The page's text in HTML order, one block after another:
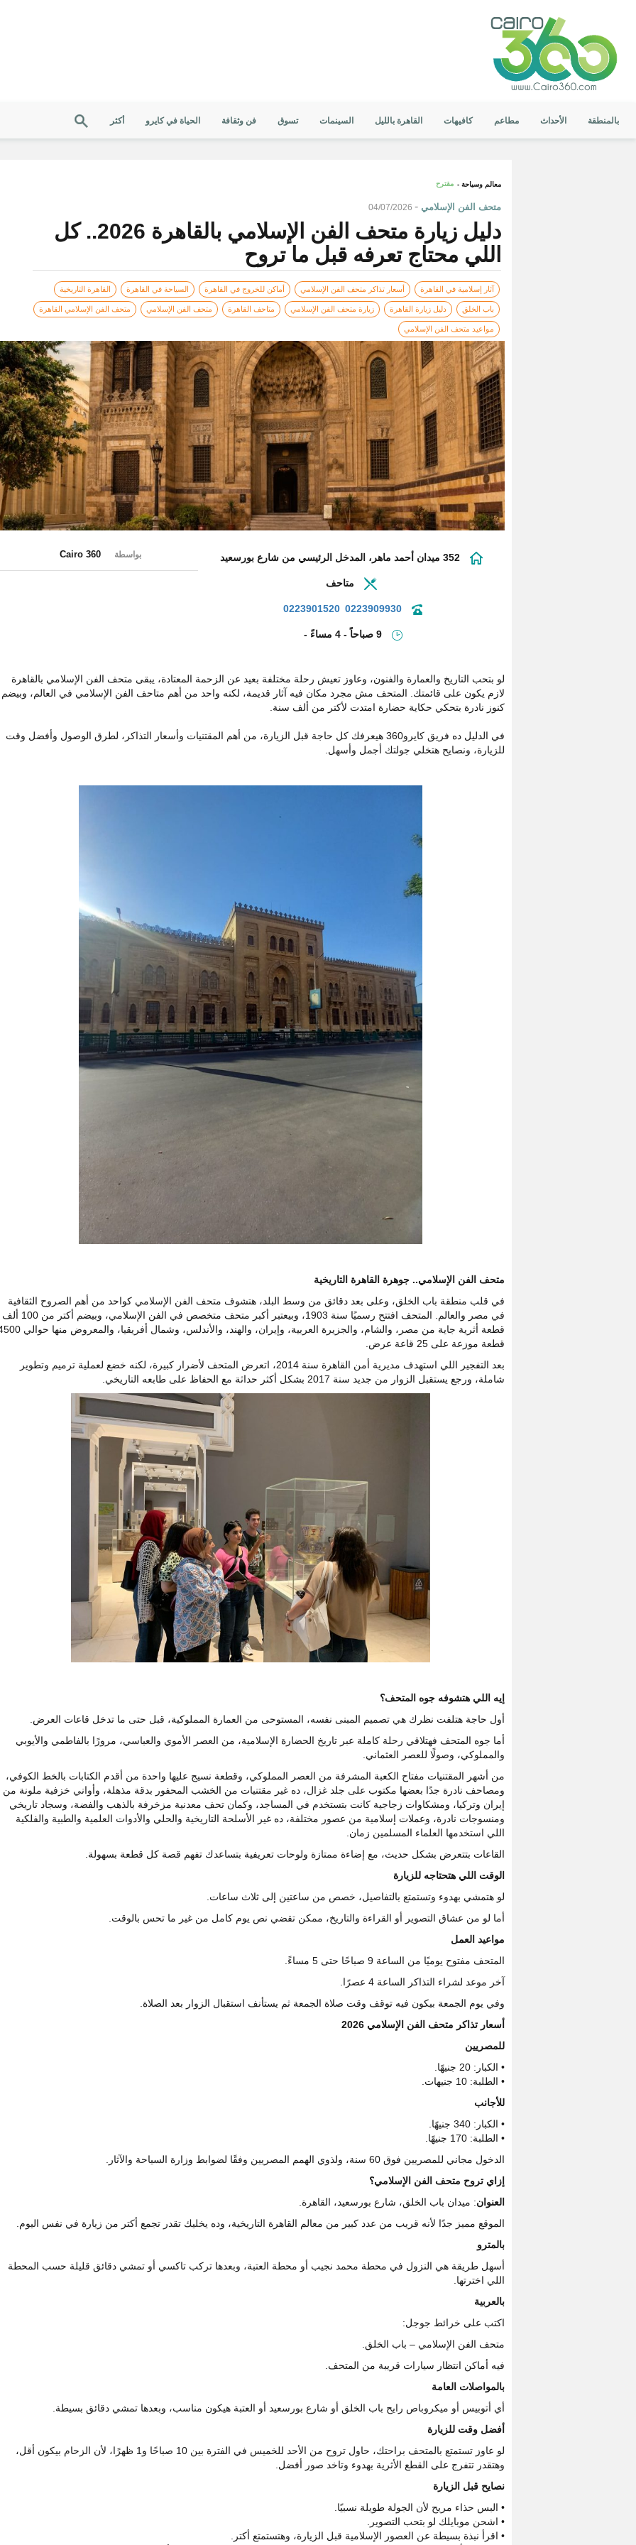
بالمنطقة الأحداث مطاعم كافيهات القاهرة بالليل السينمات تسوق فن وثقافة الحياة في كايرو أكثر
معالم وسياحة - مقترح
متحف الفن الإسلامي -
دليل زيارة متحف الفن الإسلامي بالقاهرة 2026.. كل
اللي محتاج تعرفه قبل ما تروح
آثار إسلامية في القاهرة أسعار تذاكر متحف الفن الإسلامي أماكن للخروج في القاهرة السياحة في القاهرة القاهرة التاريخية
باب الخلق دليل زيارة القاهرة زيارة متحف الفن الإسلامي متاحف القاهرة متحف الفن الإسلامي متحف الفن الإسلامي القاهرة
مواعيد متحف الفن الإسلامي
352 ميدان أحمد ماهر، المدخل الرئيسي من شارع بورسعيد
متاحف
0223909930
0223901520
9 صباحاً - 4 مساءً -
بواسطة Cairo 360
لو بتحب التاريخ والعمارة والفنون، وعاوز تعيش رحلة مختلفة بعيد عن الزحمة المعتادة، يبقى متحف الفن الإسلامي بالقاهرة
لازم يكون على قائمتك. المتحف مش مجرد مكان فيه آثار قديمة، لكنه واحد من أهم متاحف الفن الإسلامي في العالم، وبيضم
كنوز نادرة بتحكي حكاية حضارة امتدت لأكتر من ألف سنة.
في الدليل ده فريق كايرو360 هيعرفك كل حاجة قبل الزيارة، من أهم المقتنيات وأسعار التذاكر، لطرق الوصول وأفضل وقت
للزيارة، ونصايح هتخلي جولتك أجمل وأسهل.
متحف الفن الإسلامي.. جوهرة القاهرة التاريخية
في قلب منطقة باب الخلق، وعلى بعد دقائق من وسط البلد، هتشوف متحف الفن الإسلامي كواحد من أهم الصروح الثقافية
في مصر والعالم. المتحف افتتح رسميًا سنة 1903، وبيعتبر أكبر متحف متخصص في الفن الإسلامي، وبيضم أكتر من 100 ألف
قطعة أثرية جاية من مصر، والشام، والجزيرة العربية، وإيران، والهند، والأندلس، وشمال أفريقيا،
قطعة موزعة على 25 قاعة عرض.
بعد التفجير اللي استهدف مديرية أمن القاهرة سنة 2014، اتعرض المتحف لأضرار كبيرة، لكنه خضع لعملية ترميم وتطوير
شاملة، ورجع يستقبل الزوار من جديد سنة 2017 بشكل أكثر حداثة مع الحفاظ على طابعه التاريخي.
إيه اللي هتشوفه جوه المتحف؟
أول حاجة هتلفت نظرك هي تصميم المبنى نفسه، المستوحى من العمارة المملوكية، قبل حتى ما تدخل قاعات العرض.
أما جوه المتحف فهتلاقي رحلة كاملة عبر تاريخ الحضارة الإسلامية، من العصر الأموي والعباسي، مرورًا بالفاطمي والأيوبي
والمملوكي، وصولًا للعصر العثماني.
من أشهر المقتنيات مفتاح الكعبة المشرفة من العصر المملوكي، وقطعة نسيج عليها واحدة من أقدم الكتابات بالخط الكوفي،
ومصاحف نادرة جدًا بعضها مكتوب على جلد غزال، ده غير مقتنيات من الخشب المحفور بدقة مذهلة، وأواني خزفية ملونة من
إيران وتركيا، ومشكاوات زجاجية كانت بتستخدم في المساجد، وكمان تحف معدنية مزخرفة بالذهب والفضة، وسجاد تاريخي
ومنسوجات نادرة، وعملات إسلامية من عصور مختلفة، ده غير الأسلحة التاريخية والحلي والأدوات العلمية والطبية والفلكية
اللي استخدمها العلماء المسلمين زمان.
القاعات بتتعرض بشكل حديث، مع إضاءة ممتازة ولوحات تعريفية بتساعدك تفهم قصة كل قطعة بسهولة.
الوقت اللي هتحتاجه للزيارة
لو هتمشي بهدوء وتستمتع بالتفاصيل، خصص من ساعتين إلى ثلاث ساعات.
أما لو من عشاق التصوير أو القراءة والتاريخ، ممكن تقضي نص يوم كامل من غير ما تحس بالوقت.
مواعيد العمل
المتحف مفتوح يوميًا من الساعة 9 صباحًا حتى 5 مساءً.
آخر موعد لشراء التذاكر الساعة 4 عصرًا.
وفي يوم الجمعة بيكون فيه توقف وقت صلاة الجمعة ثم يستأنف استقبال الزوار بعد الصلاة.
أسعار تذاكر متحف الفن الإسلامي 2026
للمصريين
• الكبار: 20 جنيهًا.
• الطلبة: 10 جنيهات.
للأجانب
• الكبار: 340 جنيهًا.
• الطلبة: 170 جنيهًا.
الدخول مجاني للمصريين فوق 60 سنة، ولذوي الهمم المصريين وفقًا لضوابط وزارة السياحة والآثار.
إزاي تروح متحف الفن الإسلامي؟
العنوان: ميدان باب الخلق، شارع بورسعيد، القاهرة.
الموقع مميز جدًا لأنه قريب من عدد كبير من معالم القاهرة التاريخية، وده يخليك تقدر تجمع أكتر من زيارة في نفس اليوم.
بالمترو
أسهل طريقة هي النزول في محطة محمد نجيب أو محطة العتبة، وبعدها تركب تاكسي أو تمشي دقائق قليلة حسب المحطة
اللي اخترتها.
بالعربية
اكتب على خرائط جوجل:
متحف الفن الإسلامي – باب الخلق.
فيه أماكن انتظار سيارات قريبة من المتحف.
بالمواصلات العامة
أي أتوبيس أو ميكروباص رايح باب الخلق أو شارع بورسعيد أو العتبة هيكون مناسب، وبعدها تمشي دقائق بسيطة.
أفضل وقت للزيارة
لو عاوز تستمتع بالمتحف براحتك، حاول تروح من الأحد للخميس في الفترة بين 10 صباحًا و1 ظهرًا، لأن الزحام بيكون أقل،
وهتقدر تتفرج على القطع الأثرية بهدوء وتاخد صور أفضل.
نصايح قبل الزيارة
• البس حذاء مريح لأن الجولة طويلة نسبيًا.
• اشحن موبايلك لو بتحب التصوير.
• اقرأ نبذة بسيطة عن العصور الإسلامية قبل الزيارة، وهتستمتع أكتر.